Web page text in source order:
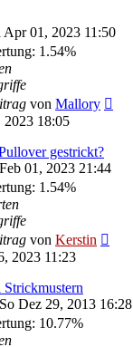
Apr 01, 2023 11:50
1.54%
von Mallory
18:05
gestrickt?
01, 2023 21:44
1.54%
von Kerstin
2023 11:23
So Dez 29, 2013 16:28
10.77%